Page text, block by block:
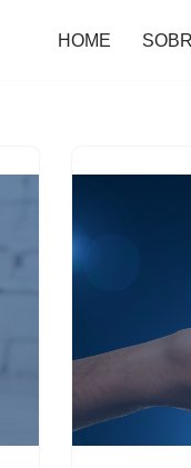
HOME